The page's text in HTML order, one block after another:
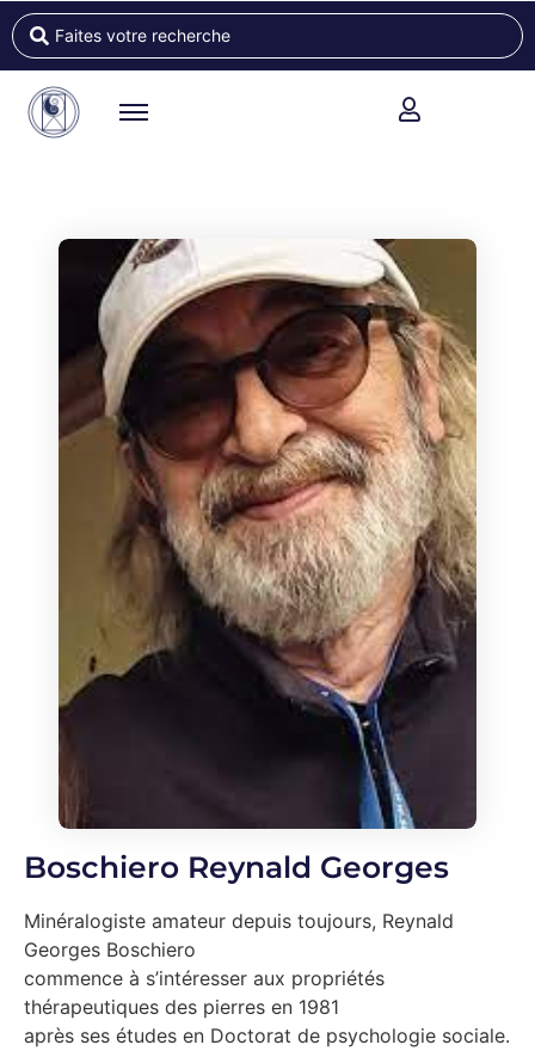
Boschiero Reynald Georges
Minéralogiste amateur depuis toujours, Reynald
Georges Boschiero
commence à s’intéresser aux propriétés
thérapeutiques des pierres en 1981
après ses études en Doctorat de psychologie sociale.